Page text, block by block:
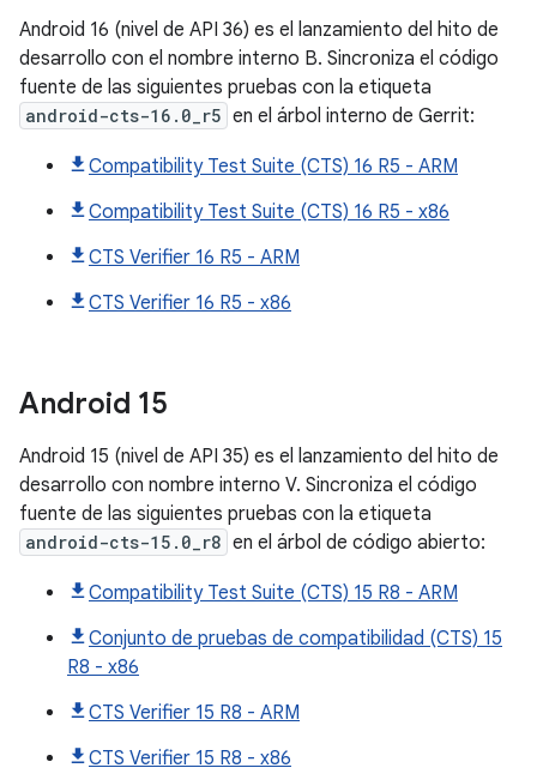
Android 16 (nivel de API 36) es el lanzamiento del hito de
desarrollo con el nombre interno B. Sincroniza el código
fuente de las siguientes pruebas con la etiqueta
android-cts-16.0_r5 en el árbol interno de Gerrit:
Compatibility Test Suite (CTS) 16 R5 - ARM
Compatibility Test Suite (CTS) 16 R5 - x86
CTS Verifier 16 R5 - ARM
CTS Verifier 16 R5 - x86
Android 15
Android 15 (nivel de API 35) es el lanzamiento del hito de
desarrollo con nombre interno V. Sincroniza el código
fuente de las siguientes pruebas con la etiqueta
android-cts-15.0_r8 en el árbol de código abierto:
Compatibility Test Suite (CTS) 15 R8 - ARM
Conjunto de pruebas de compatibilidad (CTS) 15
R8 - x86
CTS Verifier 15 R8 - ARM
CTS Verifier 15 R8 - x86